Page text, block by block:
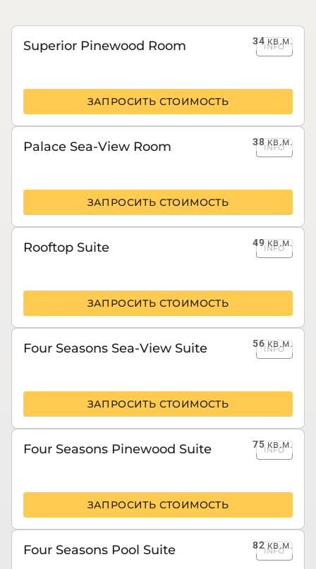
34кв.м.
Superior Pinewood Room INFO
ЗАПРОСИТЬ СТОИМОСТЬ
38кв.м.
Palace Sea-View Room INFO
ЗАПРОСИТЬ СТОИМОСТЬ
49кв.м.
Rooftop Suite INFO
ЗАПРОСИТЬ СТОИМОСТЬ
56кв.м.
Four Seasons Sea-View Suite INFO
ЗАПРОСИТЬ СТОИМОСТЬ
75кв.м.
Four Seasons Pinewood Suite INFO
ЗАПРОСИТЬ СТОИМОСТЬ
82кв.м.
Four Seasons Pool Suite INFO